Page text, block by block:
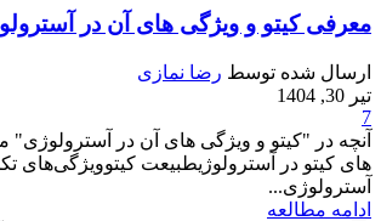
معرفی کیتو و ویژگی های آن در
ارسال شده توسط رضا نمازی
تیر 30, 1404
7
آنچه در "کیتو و ویژگی های آن در آسترولوژی"
های کیتو در آسترولوژیطبیعت کیتوویژگی‌های
آسترولوژی...
ادامه مطالعه